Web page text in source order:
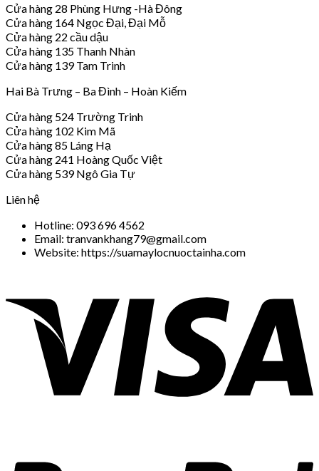
Cửa hàng 28 Phùng Hưng -Hà Đông
Cửa hàng 164 Ngọc Đại, Đại Mỗ
Cửa hàng 22 cầu dậu
Cửa hàng 135 Thanh Nhàn
Cửa hàng 139 Tam Trinh
Hai Bà Trưng – Ba Đình – Hoàn Kiếm
Cửa hàng 524 Trường Trinh
Cửa hàng 102 Kim Mã
Cửa hàng 85 Láng Hạ
Cửa hàng 241 Hoàng Quốc Việt
Cửa hàng 539 Ngô Gia Tự
Liên hệ
Hotline: 093 696 4562
Email: tranvankhang79@gmail.com
Website: https://suamaylocnuoctainha.com